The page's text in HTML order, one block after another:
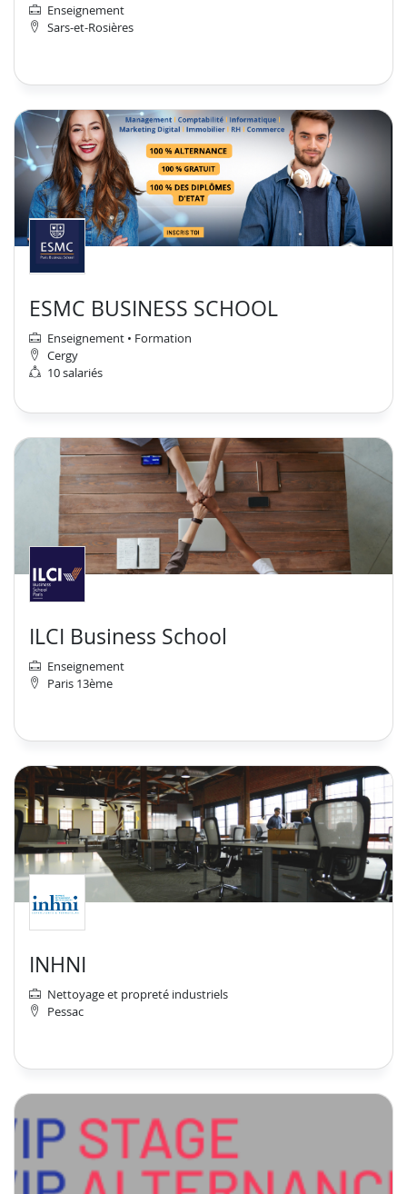
Enseignement
Sars-et-Rosières
ESMC BUSINESS SCHOOL
Enseignement • Formation
Cergy
10 salariés
ILCI Business School
Enseignement
Paris 13ème
INHNI
Nettoyage et propreté industriels
Pessac